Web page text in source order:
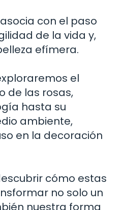
con el paso
de la vida y,
efímera.
el
de las rosas,
hasta su
ambiente,
en la decoración
cómo estas
no solo un
nuestra forma